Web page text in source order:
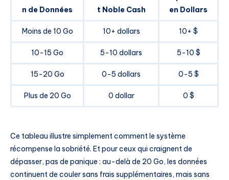
n de Données
t Noble Cash
en Dollars
Moins de 10 Go 10+ dollars 10+ $
10-15 Go 5-10 dollars 5-10 $
15-20 Go 0-5 dollars 0-5 $
Plus de 20 Go 0 dollar 0 $
Ce tableau illustre simplement comment le système
récompense la sobriété. Et pour ceux qui craignent de
dépasser, pas de panique : au-delà de 20 Go, les données
continuent de couler sans frais supplémentaires, mais sans